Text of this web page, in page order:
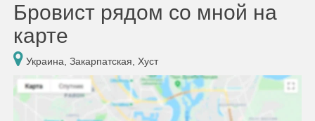
Бровист рядом со мной на
карте
Украина, Закарпатская, Хуст